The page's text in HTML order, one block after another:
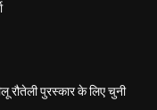
रौतेली पुरस्कार के लिए चुनी